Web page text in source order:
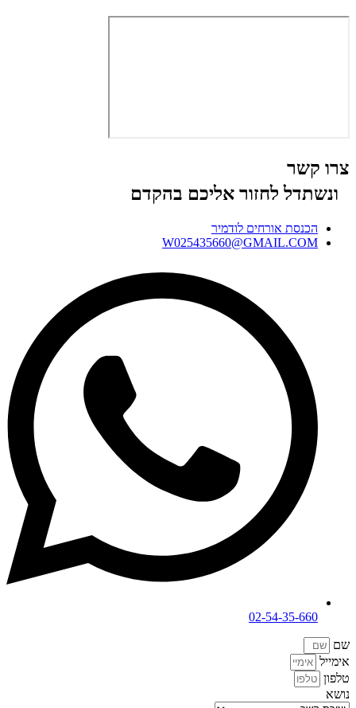
צרו קשר
ונשתדל לחזור אליכם בהקדם
הכנסת אורחים לודמיר
W025435660@GMAIL.COM
02-54-35-660
שם
אימייל
טלפון
נושא